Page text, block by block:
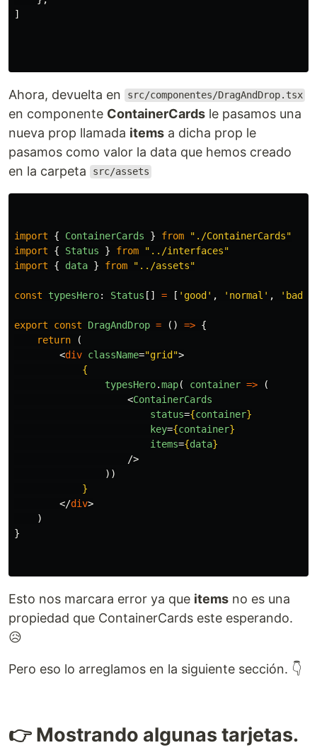
]
Ahora, devuelta en src/componentes/DragAndDrop.tsx
en componente ContainerCards le pasamos una
nueva prop llamada items a dicha prop le
pasamos como valor la data que hemos creado
en la carpeta
src/assets
import { ContainerCards } from " ./ContainerCards"
import
{ Status } from " ../interfaces"
import
{ data } from " ../assets"
const typesHero: Status [] = [ ' good ' , ' normal ' , ' bad
export const DragAndDrop = () => {
return
(
<div className="grid">
{
typesHero.map( container =>
(
<ContainerCards
status={container}
key={container}
items={data}
/>
))
}
</div>
)
}
Esto nos marcara error ya que items no es una
propiedad que ContainerCards este esperando.
😥
Pero eso lo arreglamos en la siguiente sección. 👇
👉 Mostrando algunas tarjetas.